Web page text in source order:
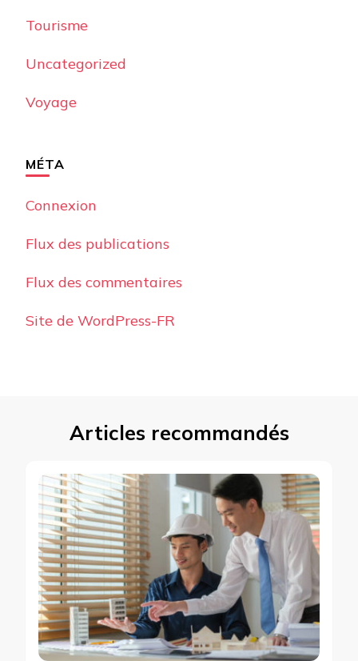
Tourisme
Uncategorized
Voyage
MÉTA
Connexion
Flux des publications
Flux des commentaires
Site de WordPress-FR
Articles recommandés